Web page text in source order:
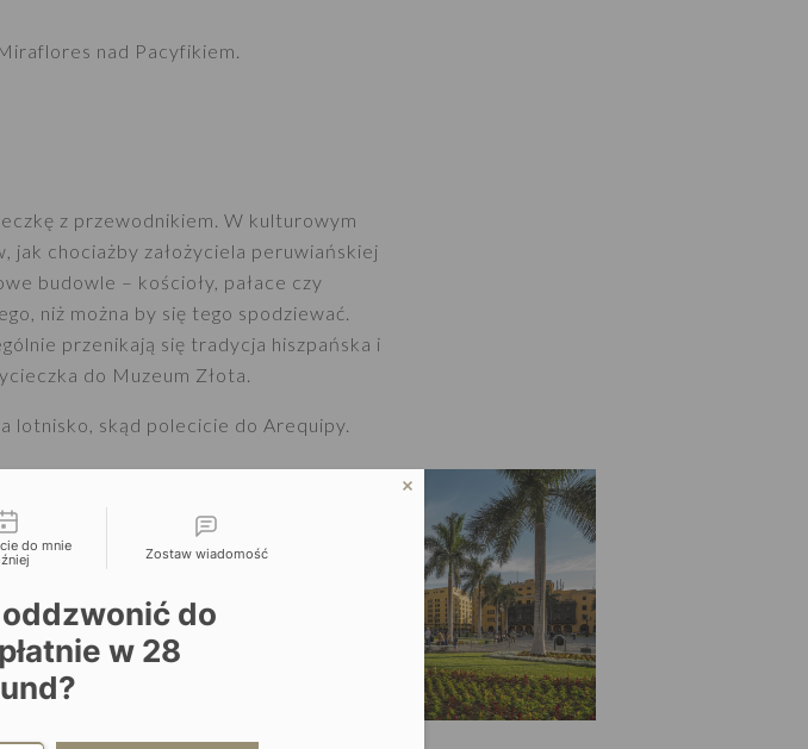
nad Pacyfikiem.
z przewodnikiem. W kulturowym
jak chociażby założyciela peruwiańskiej
budowle – kościoły, pałace czy
niż można by się tego spodziewać.
przenikają się tradycja hiszpańska i
do Muzeum Złota.
lotnisko, skąd polecicie do Arequipy.
do mnie
Zostaw wiadomość
do
w 28